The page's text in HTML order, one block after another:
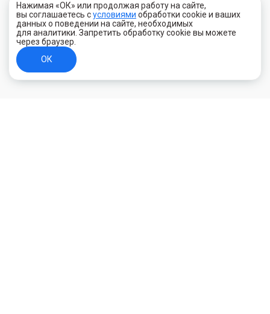
Нажимая «ОК» или продолжая работу на сайте,
вы соглашаетесь сусловиями обработки cookie и ваших
данных о поведении на сайте, необходимых
для аналитики. Запретить обработку cookie вы можете
через браузер.
ОК